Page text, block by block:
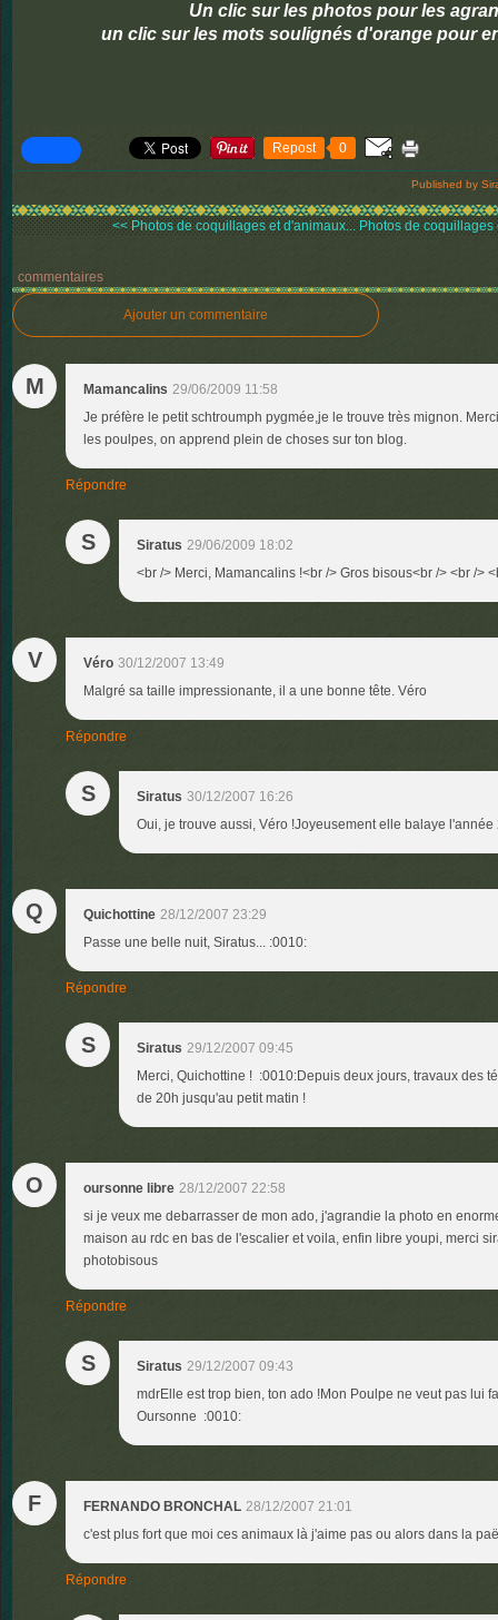
Un clic sur les photos pour les
un clic sur les mots soulignés d'orange pour
Repost 0
Published by
<< Photos de coquillages et d'animaux... Photos de coquillages
commentaires
Ajouter un commentaire
M Mamancalins 29/06/2009 11:58
Je préfère le petit schtroumph pygmée,je le trouve très mignon.
les poulpes, on apprend plein de choses sur ton blog.
Répondre
S Siratus 29/06/2009 18:02
<br /> Merci, Mamancalins !<br /> Gros bisous<br /> <br />
V Véro 30/12/2007 13:49
Malgré sa taille impressionante, il a une bonne tête. Véro
Répondre
S Siratus 30/12/2007 16:26
Oui, je trouve aussi, Véro !Joyeusement elle balaye
Q Quichottine 28/12/2007 23:29
Passe une belle nuit, Siratus... :0010:
Répondre
S Siratus 29/12/2007 09:45
Merci, Quichottine ! :0010:Depuis deux jours, travaux des
de 20h jusqu'au petit matin !
O oursonne libre 28/12/2007 22:58
si je veux me debarrasser de mon ado, j'agrandie la photo en
maison au rdc en bas de l'escalier et voila, enfin libre youpi, merci
photobisous
Répondre
S Siratus 29/12/2007 09:43
mdrElle est trop bien, ton ado !Mon Poulpe ne veut pas lui
Oursonne :0010:
F FERNANDO BRONCHAL 28/12/2007 21:01
c'est plus fort que moi ces animaux là j'aime pas ou alors dans la
Répondre